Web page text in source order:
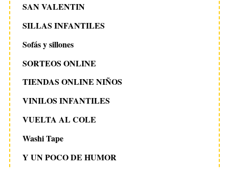
SAN VALENTIN
SILLAS INFANTILES
Sofás y sillones
SORTEOS ONLINE
TIENDAS ONLINE NIÑOS
VINILOS INFANTILES
VUELTA AL COLE
Washi Tape
Y UN POCO DE HUMOR